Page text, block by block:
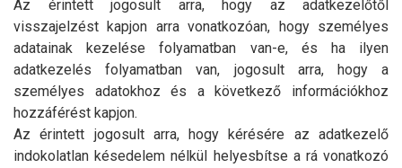
Az érintett jogosult arra, hogy az adatkezelőtől
visszajelzést kapjon arra vonatkozóan, hogy személyes
adatainak kezelése folyamatban van-e, és ha ilyen
adatkezelés folyamatban van, jogosult arra, hogy a
személyes adatokhoz és a következő információkhoz
hozzáférést kapjon.
Az érintett jogosult arra, hogy kérésére az adatkezelő
indokolatlan késedelem nélkül helyesbítse a rá vonatkozó